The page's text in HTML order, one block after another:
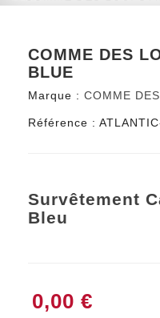
COMME DES
BLUE
Marque : COMME
Référence :
Survêtement
Bleu
0,00 €